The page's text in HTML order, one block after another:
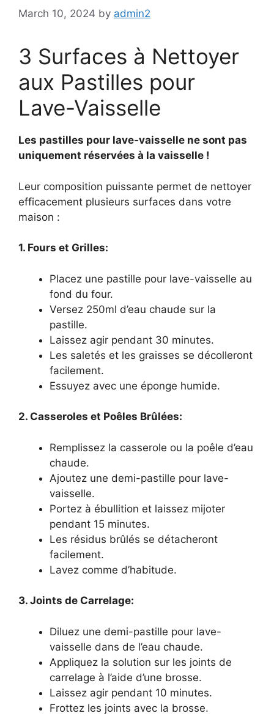
March 10, 2024 by admin2
3 Surfaces à Nettoyer
aux Pastilles pour
Lave-Vaisselle
Les pastilles pour lave-vaisselle ne sont pas
uniquement réservées à la vaisselle !
Leur composition puissante permet de nettoyer
efficacement plusieurs surfaces dans votre
maison :
1. Fours et Grilles:
Placez une pastille pour lave-vaisselle au
fond du four.
Versez 250ml d’eau chaude sur la
pastille.
Laissez agir pendant 30 minutes.
Les saletés et les graisses se décolleront
facilement.
Essuyez avec une éponge humide.
2. Casseroles et Poêles Brûlées:
Remplissez la casserole ou la poêle d’eau
chaude.
Ajoutez une demi-pastille pour lave-
vaisselle.
Portez à ébullition et laissez mijoter
pendant 15 minutes.
Les résidus brûlés se détacheront
facilement.
Lavez comme d’habitude.
3. Joints de Carrelage:
Diluez une demi-pastille pour lave-
vaisselle dans de l’eau chaude.
Appliquez la solution sur les joints de
carrelage à l’aide d’une brosse.
Laissez agir pendant 10 minutes.
Frottez les joints avec la brosse.